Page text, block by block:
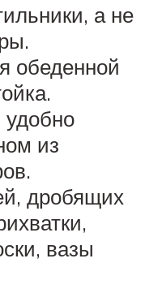
а не
обеденной
удобно
из
дробящих
вазы